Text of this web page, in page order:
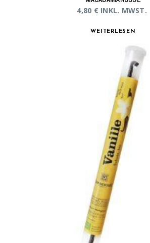
4,80 € INKL. MWST.
WEITERLESEN